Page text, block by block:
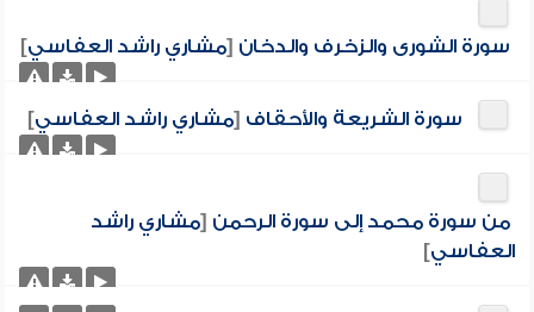
سورة الشورى والزخرف والدخان [مشاري راشد العفاسي]
سورة الشريعة والأحقاف [مشاري راشد العفاسي]
من سورة محمد إلى سورة الرحمن [مشاري راشد
العفاسي]